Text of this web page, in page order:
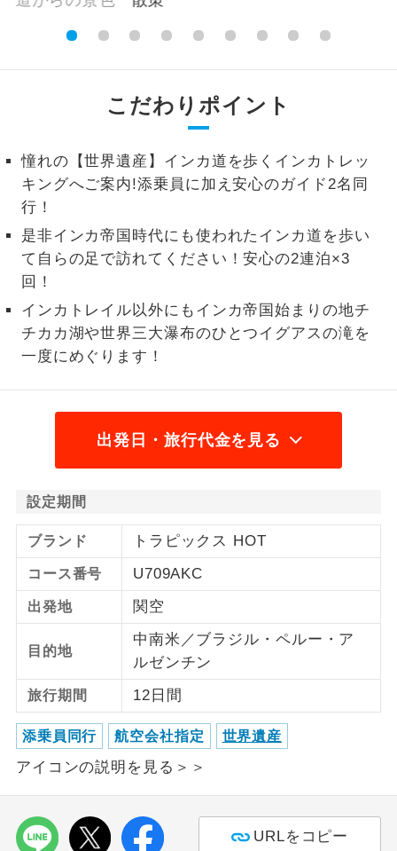
こだわりポイント
憧れの【世界遺産】インカ道を歩くインカトレッ
キングへご案内!添乗員に加え安心のガイド2名同
行！
是非インカ帝国時代にも使われたインカ道を歩い
て自らの足で訪れてください！安心の2連泊×3
回！
インカトレイル以外にもインカ帝国始まりの地チ
チカカ湖や世界三大瀑布のひとつイグアスの滝を
一度にめぐります！
出発日・旅行代金を見る
設定期間
ブランド トラピックス HOT
コース番号 U709AKC
出発地 関空
目的地
中南米／ブラジル・ペルー・ア
ルゼンチン
旅行期間 12日間
添乗員同行 航空会社指定 世界遺産
アイコンの説明を見る＞＞
URLをコピー
2名様から出発可能な個人型プランで
おひとり様参
おひとり様限定でご参加いただけるコー
1名様1室利用でも追加料金がかからない
ご夫婦限定
ご夫婦限定でご参加いただけるコースで
女性限定
女性限定でご参加いただけるコースで
す。
年齢制限あり
ご参加にあたり年齢に制限があるコース
です。
航空会社指定
利用航空会社が指定なので、ご出発の計
ご紹介するホテルを指定したコースで
す。